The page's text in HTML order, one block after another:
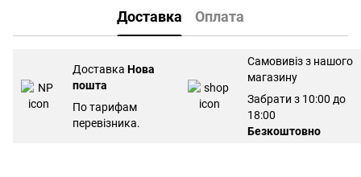
Доставка Оплата
Доставка Нова
пошта
По тарифам
перевізника.
Самовивіз з нашого
магазину
Забрати з 10:00 до
18:00
Безкоштовно